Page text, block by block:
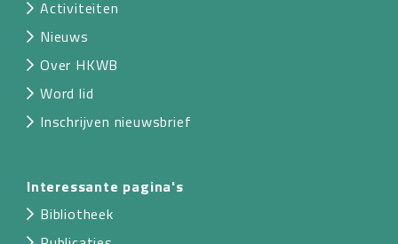
Activiteiten
Nieuws
Over HKWB
Word lid
Inschrijven nieuwsbrief
Interessante pagina's
Bibliotheek